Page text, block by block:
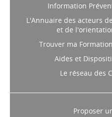
Information
L'Annuaire des acteurs
et de
Trouver ma
Aides et
Le réseau des
Proposer